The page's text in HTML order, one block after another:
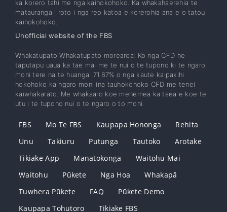
ka korero tahi me nga kaihokohoko. Ka whakahaerehia te
matauranga i roto i nga reo katoa e korerohia ana e o tatou
kaihokohoko.
Unofficial website of the FBS
Whakatupato Whakatupato morearea: Ko nga CFD he
taputapu uaua ka tae mai me te nui o te tupono ki te ngaro
moni tere na te huanga. 71.67% o nga kaute kaipakihi
hokohoko ka ngaro moni ina tauhokohoko CFD me tenei
kaiwhakarato. Me whakaaro koe mehemea ka taea e koe te
utu i te tupono nui o te ngaro o to moni.
FBS Mo Te FBS Kaupapa Hononga
Rehita
Unu
Takiuru Putunga Tautoko
Arotake
Tikiake App
Manatokonga
Waitohu Mai
Waitohu
Pūkete Nga Hoa
Whakapā
Tuwhera Pūkete
FAQ
Pūkete Demo
Kaupapa Tohutoro
Tikiake FBS